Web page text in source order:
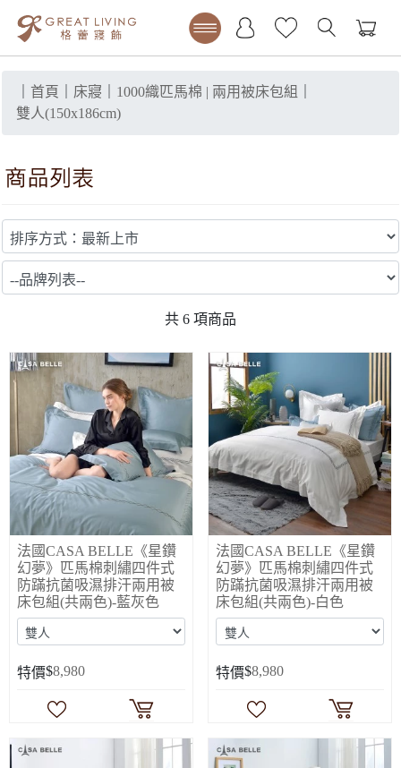
首頁 床寢 1000織匹馬棉 | 兩用被床包組
雙人(150x186cm)
共 6 項商品
法國CASA BELLE《星鑽
幻夢》匹馬棉刺繡四件式
防蹣抗菌吸濕排汗兩用被
床包組(共兩色)-藍灰色
特價$8,980
法國CASA BELLE《星鑽
幻夢》匹馬棉刺繡四件式
防蹣抗菌吸濕排汗兩用被
床包組(共兩色)-白色
特價$8,980